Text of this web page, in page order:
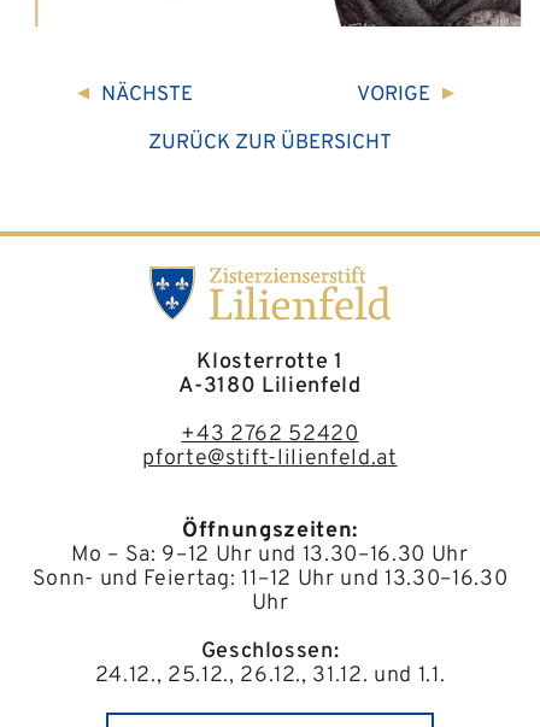
NÄCHSTE
ZURÜCK ZUR ÜBERSICHT
VORIGE
Klosterrotte 1
A-3180 Lilienfeld
+43 2762 52420
pforte@stift-lilienfeld.at
Öffnungszeiten:
Mo – Sa: 9–12 Uhr und 13.30–16.30 Uhr
Sonn- und Feiertag: 11–12 Uhr und 13.30–16.30
Uhr
Geschlossen:
24.12., 25.12., 26.12., 31.12. und 1.1.